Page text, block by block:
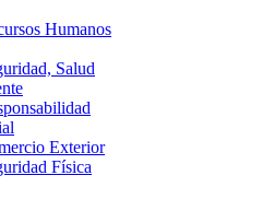
Humanos
Salud
Exterior
Física